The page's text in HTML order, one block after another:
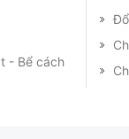
- Bể cách